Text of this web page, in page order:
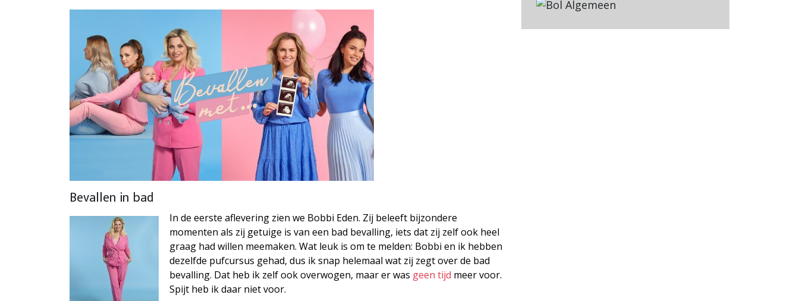
Bevallen in bad
In de eerste aflevering zien we Bobbi Eden. Zij beleeft bijzondere
momenten als zij getuige is van een bad bevalling, iets dat zij zelf ook heel
graag had willen meemaken. Wat leuk is om te melden: Bobbi en ik hebben
dezelfde pufcursus gehad, dus ik snap helemaal wat zij zegt over de bad
bevalling. Dat heb ik zelf ook overwogen, maar er was geen tijd meer voor.
Spijt heb ik daar niet voor.